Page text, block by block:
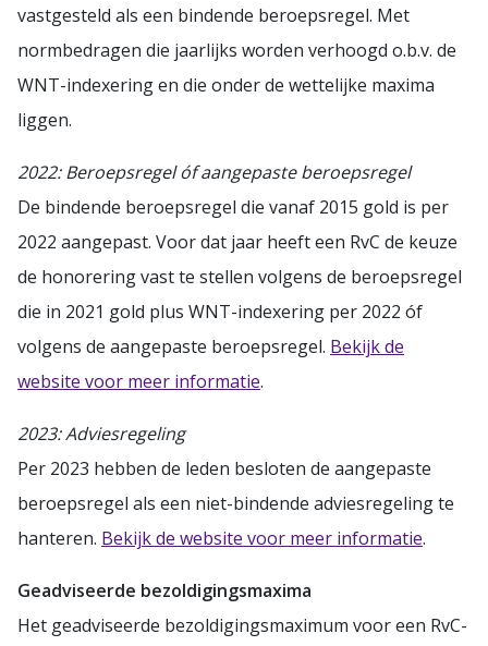
vastgesteld als een bindende beroepsregel. Met
normbedragen die jaarlijks worden verhoogd o.b.v. de
WNT-indexering en die onder de wettelijke maxima
liggen.
2022: Beroepsregel óf aangepaste beroepsregel
De bindende beroepsregel die vanaf 2015 gold is per
2022 aangepast. Voor dat jaar heeft een RvC de keuze
de honorering vast te stellen volgens de beroepsregel
die in 2021 gold plus WNT-indexering per 2022 óf
volgens de aangepaste beroepsregel. Bekijk de
website voor meer informatie.
2023: Adviesregeling
Per 2023 hebben de leden besloten de aangepaste
beroepsregel als een niet-bindende adviesregeling te
hanteren. Bekijk de website voor meer informatie.
Geadviseerde bezoldigingsmaxima
Het geadviseerde bezoldigingsmaximum voor een RvC-